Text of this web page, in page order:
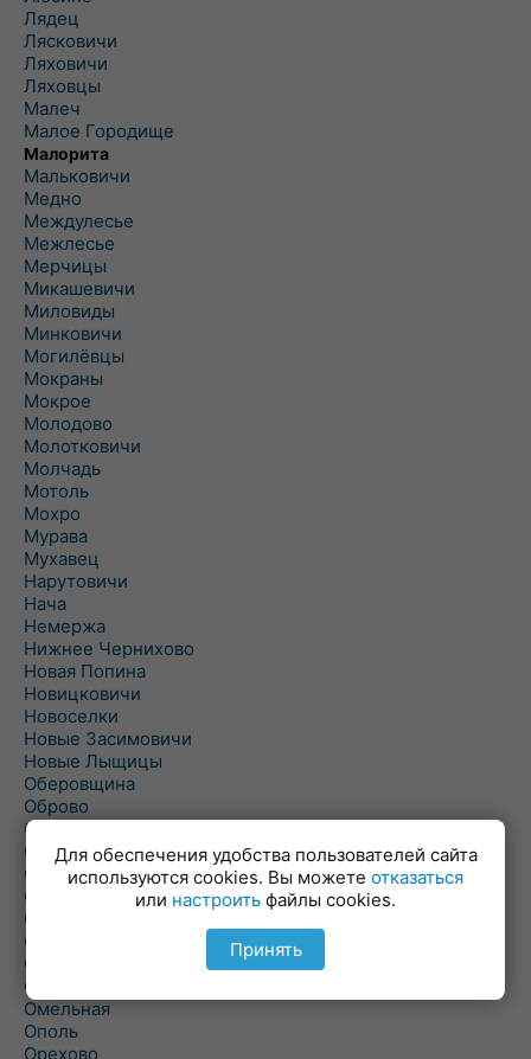
Лядец
Лясковичи
Ляховичи
Ляховцы
Малеч
Малое Городище
Малорита
Мальковичи
Медно
Междулесье
Межлесье
Мерчицы
Микашевичи
Миловиды
Минковичи
Могилёвцы
Мокраны
Мокрое
Молодово
Молотковичи
Молчадь
Мотоль
Мохро
Мурава
Мухавец
Нарутовичи
Нача
Немержа
Нижнее Чернихово
Новая Попина
Новицковичи
Новоселки
Новые Засимовичи
Новые Лыщицы
Оберовщина
Оброво
Огаревичи
Одрижин
Оздамичи
Озяты
Олтуш
Ольманы
Ольпень
Ольшаны
Омельная
Ополь
Орехово
Для обеспечения удобства пользователей сайта
используются cookies. Вы можете отказаться
или настроить файлы cookies.
Принять